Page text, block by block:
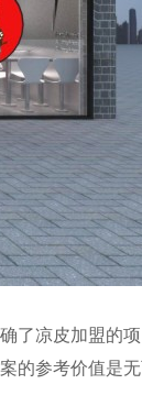
凉皮加盟的
的参考价值是